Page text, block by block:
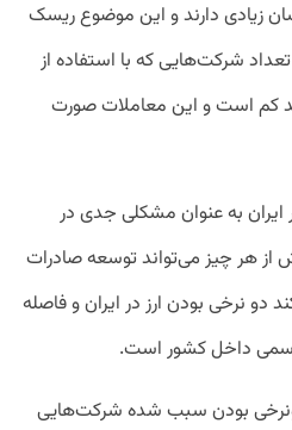
زیادی دارند و این موضوع ریسک
تعداد شرکت‌هایی که با استفاده از
کم است و این معاملات صورت
ایران به عنوان مشکلی جدی در
از هر چیز می‌تواند توسعه صادرات
دو نرخی بودن ارز در ایران و فاصله
داخل کشور است.
دونرخی بودن سبب شده شرکت‌هایی